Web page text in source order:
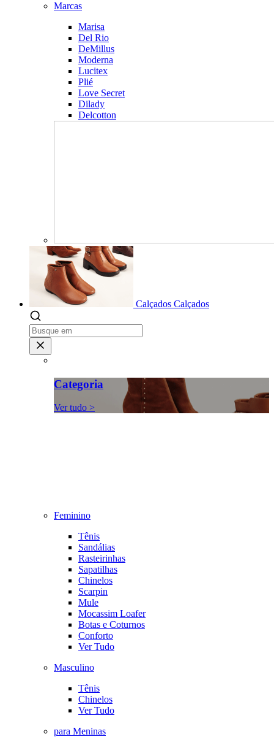
Marcas
Marisa
Del Rio
DeMillus
Moderna
Lucitex
Plié
Love Secret
Dilady
Delcotton
Calçados Calçados
Categoria
Ver tudo >
Feminino
Tênis
Sandálias
Rasteirinhas
Sapatilhas
Chinelos
Scarpin
Mule
Mocassim Loafer
Botas e Coturnos
Conforto
Ver Tudo
Masculino
Tênis
Chinelos
Ver Tudo
para Meninas